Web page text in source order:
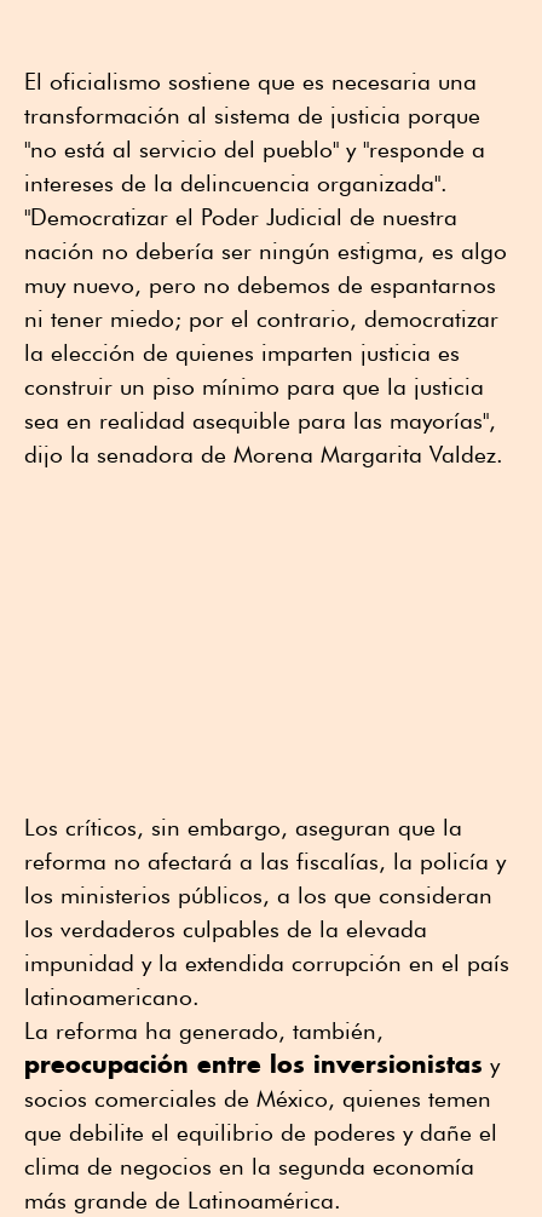
El oficialismo sostiene que es necesaria una
transformación al sistema de justicia porque
"no está al servicio del pueblo" y "responde a
intereses de la delincuencia organizada".
"Democratizar el Poder Judicial de nuestra
nación no debería ser ningún estigma, es algo
muy nuevo, pero no debemos de espantarnos
ni tener miedo; por el contrario, democratizar
la elección de quienes imparten justicia es
construir un piso mínimo para que la justicia
sea en realidad asequible para las mayorías",
dijo la senadora de Morena Margarita Valdez.
Los críticos, sin embargo, aseguran que la
reforma no afectará a las fiscalías, la policía y
los ministerios públicos, a los que consideran
los verdaderos culpables de la elevada
impunidad y la extendida corrupción en el país
latinoamericano.
La reforma ha generado, también,
preocupación entre los inversionistas y
socios comerciales de México, quienes temen
que debilite el equilibrio de poderes y dañe el
clima de negocios en la segunda economía
más grande de Latinoamérica.